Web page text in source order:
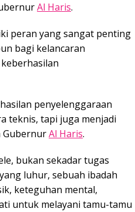
Al Haris.
peran yang sangat penting
bagi kelancaran
penyelenggaraan
teknis, tapi juga menjadi
GubernurAl Haris.
bukan sekadar tugas
luhur, sebuah ibadah
keteguhan mental,
untuk melayani tamu-tamu